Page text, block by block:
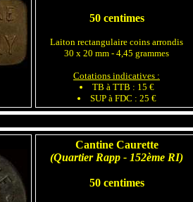
50 centimes
Laiton rectangulaire coins arrondis
30 x 20 mm - 4,45 grammes
Cotations indicatives :
TB à TTB : 15 €
SUP à FDC : 25 €
Cantine Caurette
(Quartier Rapp - 152ème RI)
50 centimes